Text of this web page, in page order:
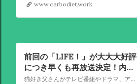
www.carbodiet.work
前回の「LIFE！」が大大大好評
につき早くも再放送決定！内村
クイーン再登場！
猫好き父さんがテレビ番組やドラマ、アニメ、特撮ヒーロー,そしてダイエットについて書いたブログです。